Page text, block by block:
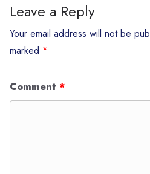
Leave a Reply
Your email address will not be
marked *
Comment *